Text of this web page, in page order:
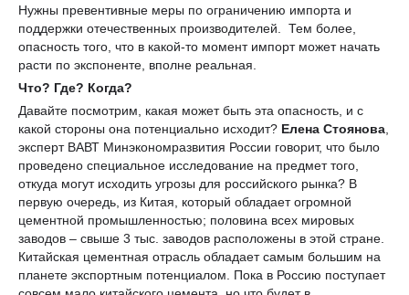
Нужны превентивные меры по ограничению импорта и
поддержки отечественных производителей. Тем более,
опасность того, что в какой-то момент импорт может начать
расти по экспоненте, вполне реальная.
Что? Где? Когда?
Давайте посмотрим, какая может быть эта опасность, и с
какой стороны она потенциально исходит? Елена Стоянова
эксперт ВАВТ Минэкономразвития России говорит, что было
проведено специальное исследование на предмет того,
откуда могут исходить угрозы для российского рынка? В
первую очередь, из Китая, который обладает огромной
цементной промышленностью; половина всех мировых
заводов – свыше 3 тыс. заводов расположены в этой стране.
Китайская цементная отрасль обладает самым большим на
планете экспортным потенциалом. Пока в Россию поступает